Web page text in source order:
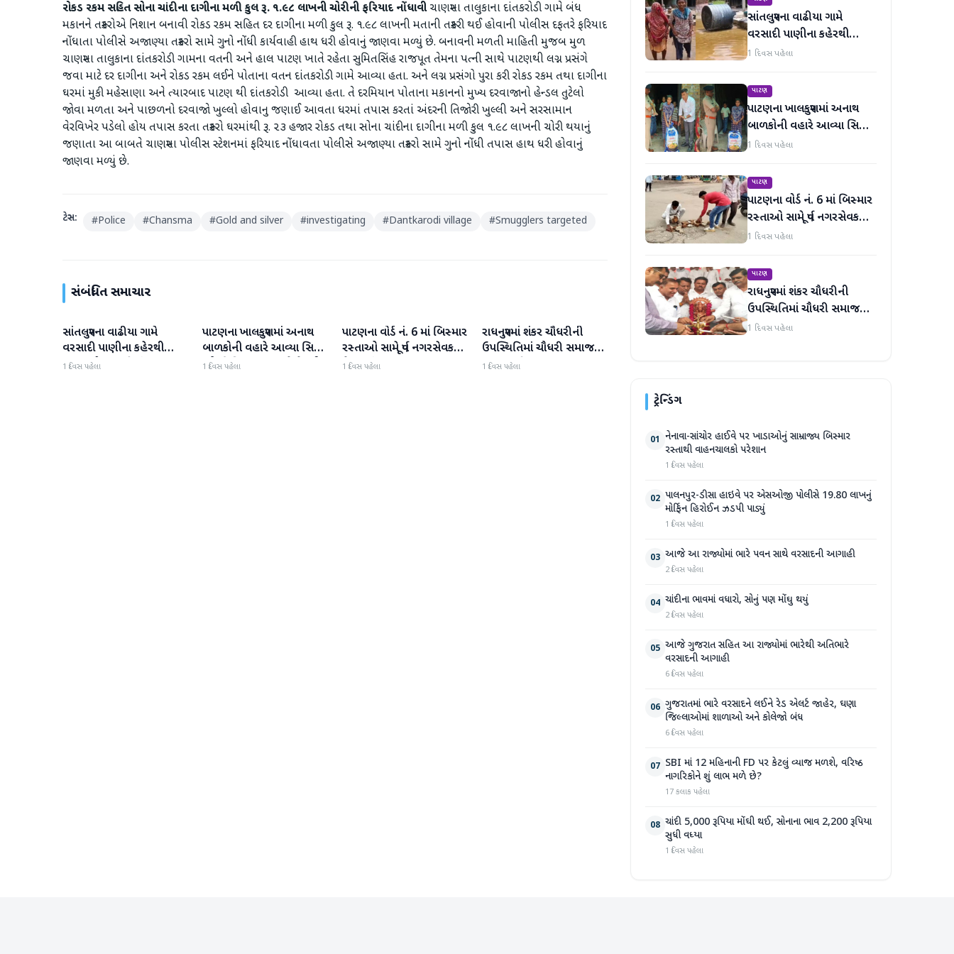
રોકડ રકમ સહિત સોના ચાંદીના દાગીના મળી કુલ રૂ. ૧.૯૮ લાખની ચોરીની ફરિયાદ નોંધાવીચાણસ્મા તાલુકાના દાંતકરોડી ગામે બંધ
મકાનને તસ્કરોએ નિશાન બનાવી રોકડ રકમ સહિત દર દાગીના મળી કુલ રૂ. ૧.૯૮ લાખની મતાની તસ્કરી થઈ હોવાની પોલીસ દફતરે ફરિયાદ
નોંધાતા પોલીસે અજાણ્યા તસ્કરો સામે ગુનો નોંધી કાર્યવાહી હાથ ધરી હોવાનું જાણવા મળ્યું છે. બનાવની મળતી માહિતી મુજબ મુળ
ચાણસ્મા તાલુકાના દાંતકરોડી ગામના વતની અને હાલ પાટણ ખાતે રહેતા સુમિતસિંહ રાજપૂત તેમના પત્ની સાથે પાટણથી લગ્ન પ્રસંગે
જવા માટે દર દાગીના અને રોકડ રકમ લઈને પોતાના વતન દાંતકરોડી ગામે આવ્યા હતા. અને લગ્ન પ્રસંગો પુરા કરી રોકડ રકમ તથા દાગીના
ઘરમાં મુકી મહેસાણા અને ત્યારબાદ પાટણ થી દાંતકરોડી આવ્યા હતા. તે દરમિયાન પોતાના મકાનનો મુખ્ય દરવાજાનો હેન્ડલ તુટેલો
જોવા મળતા અને પાછળનો દરવાજો ખુલ્લો હોવાનુ જણાઈ આવતા ધરમાં તપાસ કરતાં અંદરની તિજોરી ખુલ્લી અને સરસામાન
વેરવિખેર પડેલો હોય તપાસ કરતા તસ્કરો ઘરમાંથી રૂ. ૨૩ હજાર રોકડ તથા સોના ચાંદીના દાગીના મળી કુલ ૧.૯૮ લાખની ચોરી થયાનું
જણાતા આ બાબતે ચાણસ્મા પોલીસ સ્ટેશનમાં ફરિયાદ નોંધાવતા પોલીસે અજાણ્યા તસ્કરો સામે ગુનો નોંધી તપાસ હાથ ધરી હોવાનું
જાણવા મળ્યું છે.
ટેગ્સ: #Police #Chansma #Gold and silver #investigating #Dantkarodi village #Smugglers targeted
સંબંધિત સમાચાર
પાટણ
સાંતલપુરના વાઢીયા ગામે
વરસાદી પાણીના કહેરથી
ગ્રામજનો હાલાકીમાં
1 દિવસ પહેલા
પાટણ
પાટણના ખાલકપુરામાં અનાથ
બાળકોની વહારે આવ્યા સિટી
'એ' ડિવિઝન PI અને તેમની
1 દિવસ પહેલા
પાટણ
પાટણના વોર્ડ નં. 6 માં બિસ્માર
રસ્તાઓ સામે પૂર્વ નગરસેવક
મેદાનમાં
1 દિવસ પહેલા
પાટણ
રાધનપુરમાં શંકર ચૌધરીની
ઉપસ્થિતિમાં ચૌધરી સમાજની
સભા મળી
1 દિવસ પહેલા
સાંતલપુરના વાઢીયા ગામે
વરસાદી પાણીના કહેરથી
ગ્રામજનો હાલાકીમાં
1 દિવસ પહેલા
પાટણ
પાટણના ખાલકપુરામાં અનાથ
બાળકોની વહારે આવ્યા સિટી
'એ' ડિવિઝન PI અને તેમની
1 દિવસ પહેલા
પાટણ
પાટણના વોર્ડ નં. 6 માં બિસ્માર
રસ્તાઓ સામે પૂર્વ નગરસેવક
મેદાનમાં
1 દિવસ પહેલા
પાટણ
રાધનપુરમાં શંકર ચૌધરીની
ઉપસ્થિતિમાં ચૌધરી સમાજની
સભા મળી
1 દિવસ પહેલા
ટ્રેન્ડિંગ
01 નેનાવા-સાંચોર હાઈવે પર ખાડાઓનું સામ્રાજ્ય બિસ્માર
રસ્તાથી વાહનચાલકો પરેશાન
1 દિવસ પહેલા
02 પાલનપુર-ડીસા હાઇવે પર એસઓજી પોલીસે 19.80 લાખનું
મોર્ફિન હિરોઈન ઝડપી પાડ્યું
1 દિવસ પહેલા
03 આજે આ રાજ્યોમાં ભારે પવન સાથે વરસાદની આગાહી
2 દિવસ પહેલા
04 ચાંદીના ભાવમાં વધારો, સોનું પણ મોંઘુ થયું
2 દિવસ પહેલા
05 આજે ગુજરાત સહિત આ રાજ્યોમાં ભારેથી અતિભારે
વરસાદની આગાહી
6 દિવસ પહેલા
06 ગુજરાતમાં ભારે વરસાદને લઈને રેડ એલર્ટ જાહેર, ઘણા
જિલ્લાઓમાં શાળાઓ અને કોલેજો બંધ
6 દિવસ પહેલા
07 SBI માં 12 મહિનાની FD પર કેટલું વ્યાજ મળશે, વરિષ્ઠ
નાગરિકોને શું લાભ મળે છે?
17 કલાક પહેલા
08 ચાંદી 5,000 રૂપિયા મોંઘી થઈ, સોનાના ભાવ 2,200 રૂપિયા
સુધી વધ્યા
1 દિવસ પહેલા